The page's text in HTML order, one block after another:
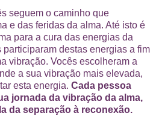
seguem o caminho que
e das feridas da alma. Até isto é
para a cura das energias da
participaram destas energias a fim
vibração. Vocês escolheram a
a sua vibração mais elevada,
esta energia. Cada pessoa
jornada da vibração da alma,
da separação à reconexão.